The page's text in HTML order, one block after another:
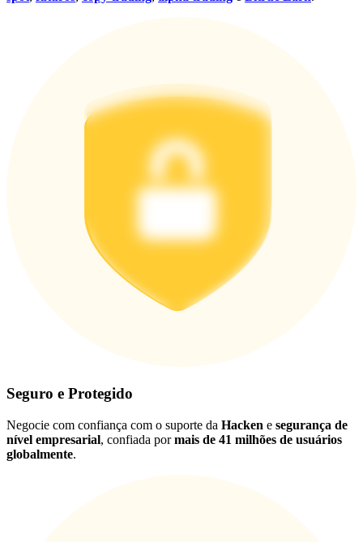
Seguro e Protegido
Negocie com confiança com o suporte da Hacken e segurança de
nível empresarial, confiada pormais de 41 milhões de usuários
globalmente.